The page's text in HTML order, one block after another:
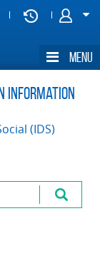
Information
(IDS)